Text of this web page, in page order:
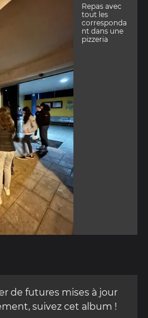
Repas avec
tout les
corresponda
nt dans une
pizzeria
de futures mises à jour
suivez cet album !